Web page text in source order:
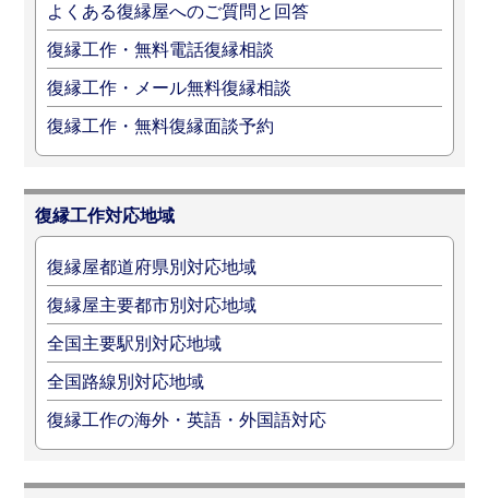
よくある復縁屋へのご質問と回答
復縁工作・無料電話復縁相談
復縁工作・メール無料復縁相談
復縁工作・無料復縁面談予約
復縁工作対応地域
復縁屋都道府県別対応地域
復縁屋主要都市別対応地域
全国主要駅別対応地域
全国路線別対応地域
復縁工作の海外・英語・外国語対応